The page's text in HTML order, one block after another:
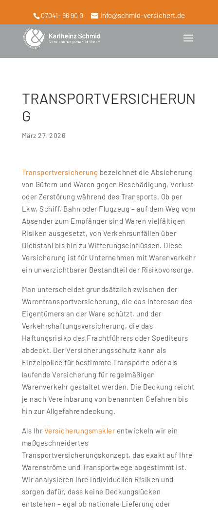
07041- 96 90 0 info@schmid-versichert.de
TRANSPORTVERSICHERUN
G
März 27, 2026
Transportversicherung bezeichnet die Absicherung
von Gütern und Waren gegen Beschädigung, Verlust
oder Zerstörung während des Transports. Ob per
Lkw, Schiff, Bahn oder Flugzeug – auf dem Weg vom
Absender zum Empfänger sind Waren vielfältigen
Risiken ausgesetzt, von Verkehrsunfällen über
Diebstahl bis hin zu Witterungseinflüssen. Diese
Versicherung ist für Unternehmen mit Warenverkehr
ein unverzichtbarer Bestandteil der Risikovorsorge.
Man unterscheidet grundsätzlich zwischen der
Warentransportversicherung, die das Interesse des
Eigentümers an der Ware schützt, und der
Verkehrshaftungsversicherung, die das
Haftungsrisiko des Frachtführers oder Spediteurs
abdeckt. Der Versicherungsschutz kann als
Einzelpolice für bestimmte Transporte oder als
laufende Versicherung für regelmäßigen
Warenverkehr gestaltet werden. Die Deckung reicht
je nach Vereinbarung von benannten Gefahren bis
hin zur Allgefahrendeckung.
Als Ihr Versicherungsmaklerentwickeln wir ein
maßgeschneidertes
Transportversicherungskonzept, das exakt auf Ihre
Warenströme und Transportwege abgestimmt ist.
Wir analysieren Ihre individuellen Risiken und
sorgen dafür, dass keine Deckungslücken
entstehen – egal ob nationale Lieferung oder